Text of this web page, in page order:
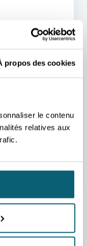
propos des cookies
le contenu
relatives aux
vers la